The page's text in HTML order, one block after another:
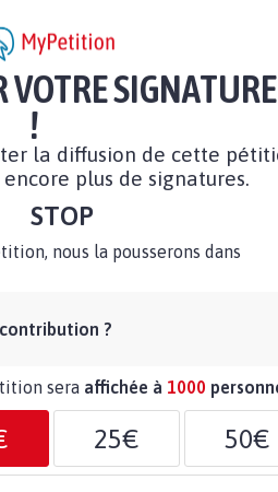
VOTRE SIGNATURE
!
la diffusion de cette
plus de signatures.
STOP
nous la pousserons dans
?
sera affichée à 1000
25€ 50€